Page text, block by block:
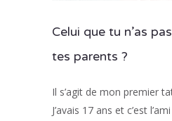
Celui que tu n’as
tes parents ?
Il s’agit de mon premier
J’avais 17 ans et c’est